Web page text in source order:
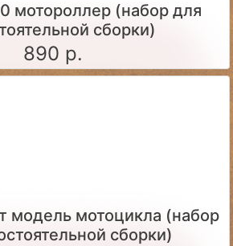
мотороллер (набор для
сборки)
890 р.
модель мотоцикла (набор
сборки)